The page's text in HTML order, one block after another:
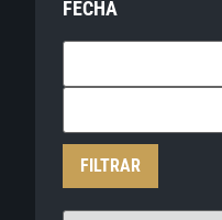
FECHA
FILTRAR